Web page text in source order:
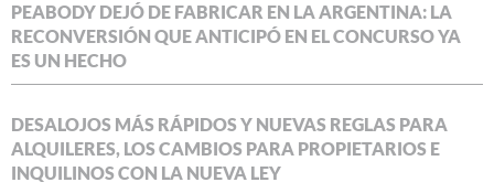
PEABODY DEJÓ DE FABRICAR EN LA ARGENTINA: LA
RECONVERSIÓN QUE ANTICIPÓ EN EL CONCURSO YA
ES UN HECHO
DESALOJOS MÁS RÁPIDOS Y NUEVAS REGLAS PARA
ALQUILERES, LOS CAMBIOS PARA PROPIETARIOS E
INQUILINOS CON LA NUEVA LEY